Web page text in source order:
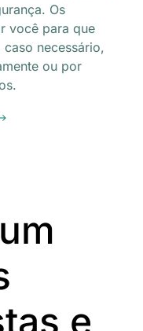
Os
você para que
necessário,
ou por
e